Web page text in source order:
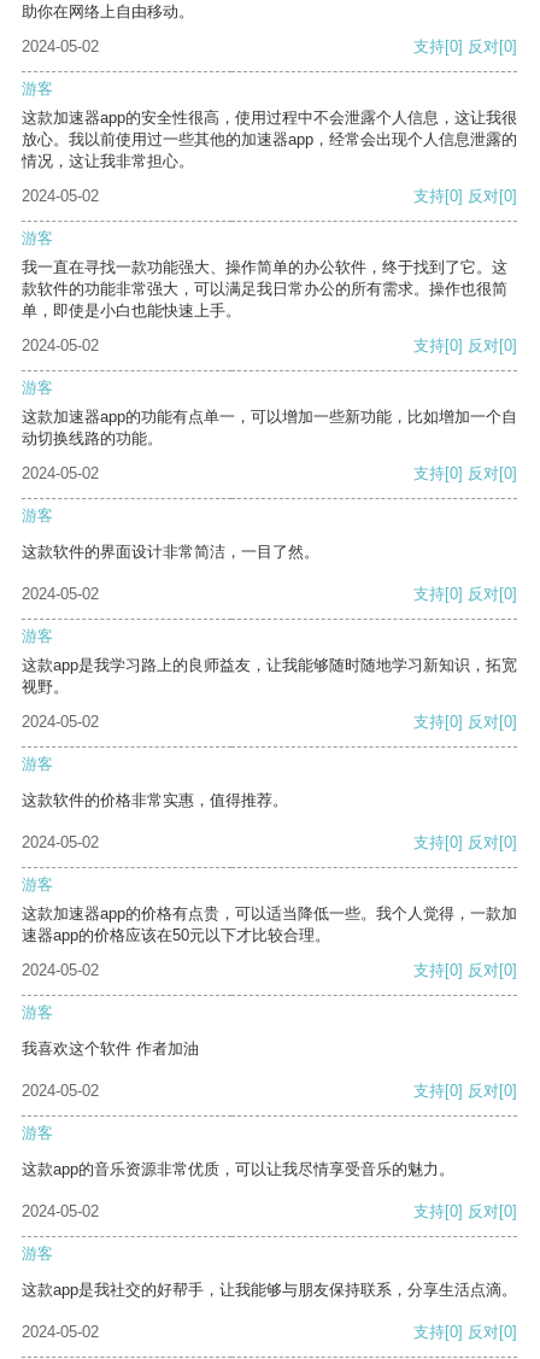
助你在网络上自由移动。
2024-05-02
支持[0] 反对[0]
游客
这款加速器app的安全性很高，使用过程中不会泄露个人信息，这让我很
放心。我以前使用过一些其他的加速器app，经常会出现个人信息泄露的
情况，这让我非常担心。
2024-05-02
支持[0] 反对[0]
游客
我一直在寻找一款功能强大、操作简单的办公软件，终于找到了它。这
款软件的功能非常强大，可以满足我日常办公的所有需求。操作也很简
单，即使是小白也能快速上手。
2024-05-02
支持[0] 反对[0]
游客
这款加速器app的功能有点单一，可以增加一些新功能，比如增加一个自
动切换线路的功能。
2024-05-02
支持[0] 反对[0]
游客
这款软件的界面设计非常简洁，一目了然。
2024-05-02 支持[0] 反对[0]
游客
这款app是我学习路上的良师益友，让我能够随时随地学习新知识，拓宽
视野。
2024-05-02
支持[0] 反对[0]
游客
这款软件的价格非常实惠，值得推荐。
2024-05-02 支持[0] 反对[0]
游客
这款加速器app的价格有点贵，可以适当降低一些。我个人觉得，一款加
速器app的价格应该在50元以下才比较合理。
2024-05-02
支持[0] 反对[0]
游客
我喜欢这个软件 作者加油
2024-05-02 支持[0] 反对[0]
游客
这款app的音乐资源非常优质，可以让我尽情享受音乐的魅力。
2024-05-02 支持[0] 反对[0]
游客
这款app是我社交的好帮手，让我能够与朋友保持联系，分享生活点滴。
2024-05-02 支持[0] 反对[0]